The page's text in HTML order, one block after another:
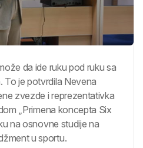
da ide ruku pod ruku sa
To je potvrdila Nevena
zvezde i reprezentativka
„Primena koncepta Six
na osnovne studije na
u sportu.